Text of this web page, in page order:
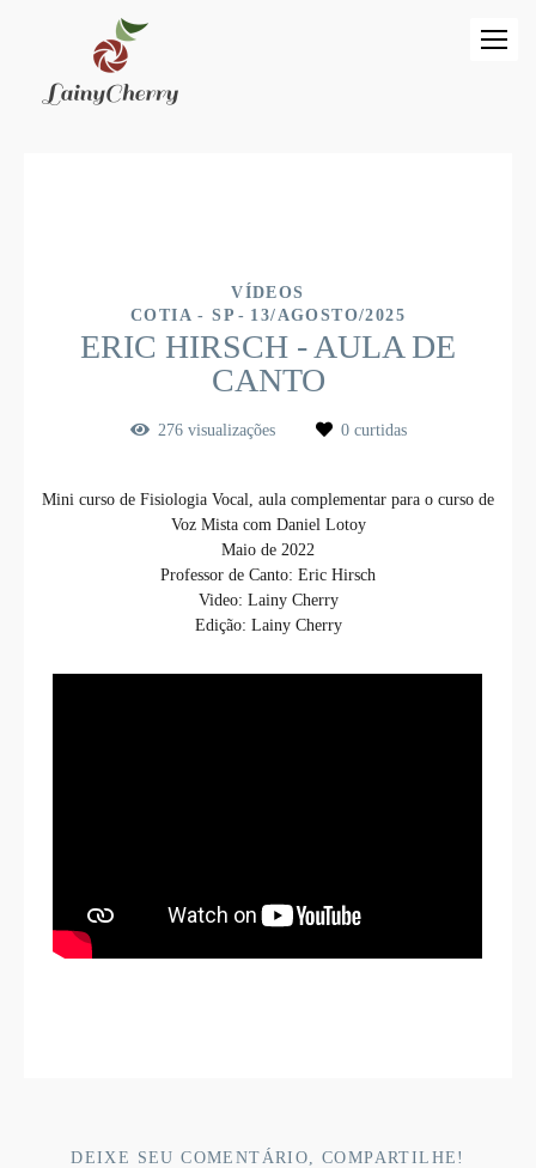
VÍDEOS
COTIA - SP
13/AGOSTO/2025
ERIC HIRSCH - AULA DE
CANTO
276visualizações 0curtidas
Mini curso de Fisiologia Vocal, aula complementar para o curso de
Voz Mista com Daniel Lotoy
Maio de 2022
Professor de Canto: Eric Hirsch
Video: Lainy Cherry
Edição: Lainy Cherry
DEIXE SEU COMENTÁRIO, COMPARTILHE!